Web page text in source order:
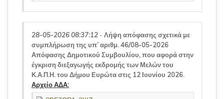
28-05-2026 08:37:12 - Λήψη απόφασης σχετικά με
συμπλήρωση της υπ’ αριθμ. 46/08-05-2026
Απόφασης Δημοτικού Συμβουλίου, που αφορά στην
έγκριση διεξαγωγής εκδρομής των Μελών του
Κ.Α.Π.Η. του Δήμου Ευρώτα στις 12 Ιουνίου 2026.
Αρχείο ΑΔΑ: